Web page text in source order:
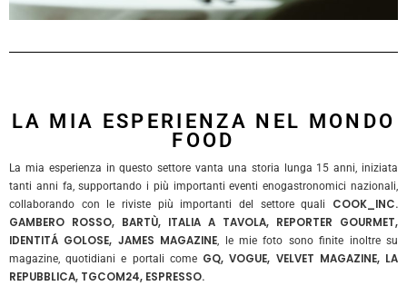
LA MIA ESPERIENZA NEL MONDO
FOOD
La mia esperienza in questo settore vanta una storia lunga 15 anni, iniziata
tanti anni fa, supportando i più importanti eventi enogastronomici nazionali,
collaborando con le riviste più importanti del settore quali COOK_INC.
GAMBERO ROSSO, BARTÙ, ITALIA A TAVOLA, REPORTER GOURMET,
IDENTITÁ GOLOSE, JAMES MAGAZINE, le mie foto sono finite inoltre su
magazine, quotidiani e portali come GQ, VOGUE, VELVET MAGAZINE, LA
REPUBBLICA, TGCOM24, ESPRESSO.